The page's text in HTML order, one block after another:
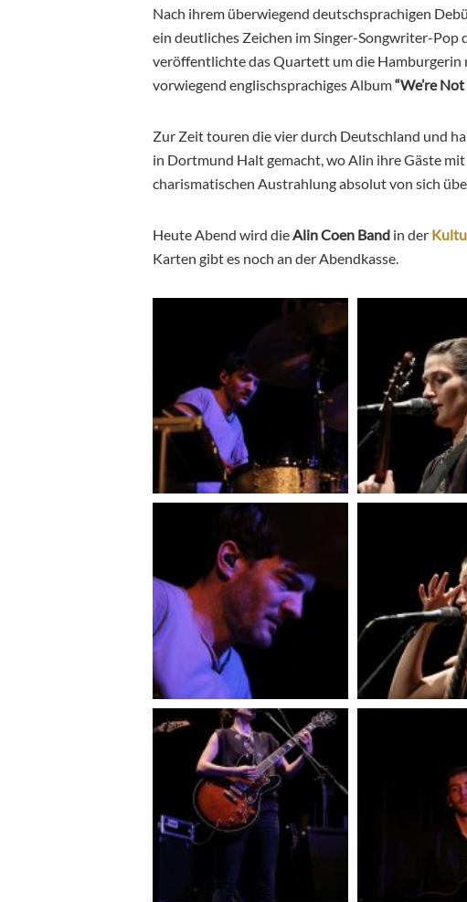
Nach ihrem überwiegend deutschsprachigen
ein deutliches Zeichen im Singer-Songwriter-Pop
veröffentlichte das Quartett um die Hamburgerin
vorwiegend englischsprachiges Album“We’re
Zur Zeit touren die vier durch Deutschland und
in Dortmund Halt gemacht, wo Alin ihre Gäste
charismatischen Austrahlung absolut von sich
Heute Abend wird die Alin Coen Band in der
Karten gibt es noch an der Abendkasse.